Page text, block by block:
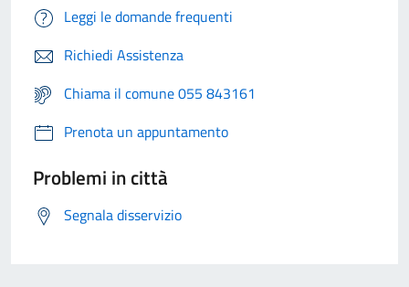
Leggi le domande frequenti
Richiedi Assistenza
Chiama il comune 055 843161
Prenota un appuntamento
Problemi in città
Segnala disservizio